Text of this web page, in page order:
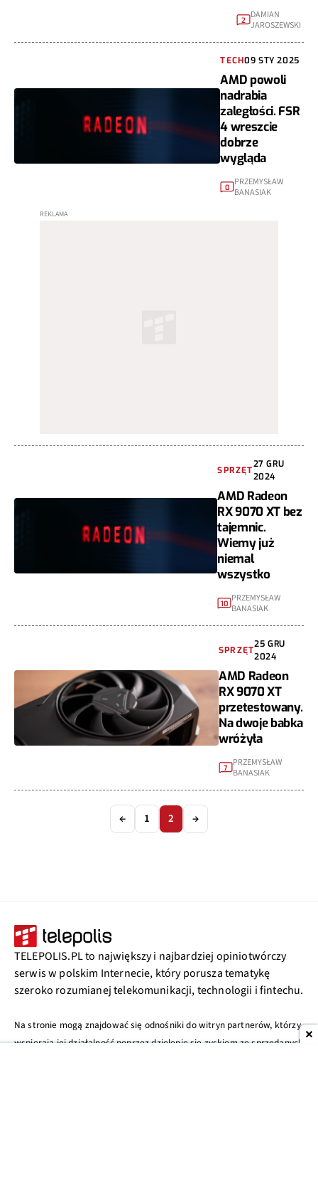
2
DAMIAN
JAROSZEWSKI
TECH09 STY 2025
AMD powoli
nadrabia
zaległości. FSR
4 wreszcie
dobrze
wygląda
0
PRZEMYSŁAW
BANASIAK
SPRZĘT
27 GRU
2024
AMD Radeon
RX 9070 XT bez
tajemnic.
Wiemy już
niemal
wszystko
10 PRZEMYSŁAW
BANASIAK
SPRZĘT
25 GRU
2024
AMD Radeon
RX 9070 XT
przetestowany.
Na dwoje babka
wróżyła
7
PRZEMYSŁAW
BANASIAK
← 1 2 →
TELEPOLIS.PL to największy i najbardziej opiniotwórczy
serwis w polskim Internecie, który porusza tematykę
szeroko rozumianej telekomunikacji, technologii i fintechu.
Na stronie mogą znajdować się odnośniki do witryn partnerów, którzy
wspierają jej działalność poprzez dzielenie się zyskiem ze sprzedanych